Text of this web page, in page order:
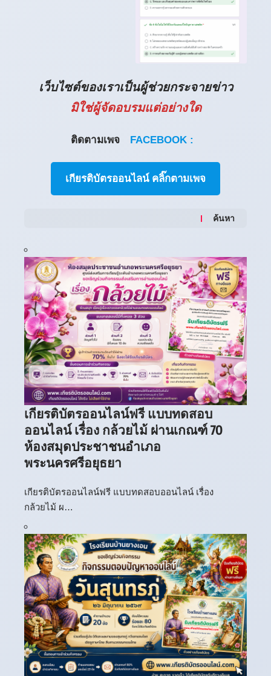
เว็บไซต์ของเราเป็นผู้ช่วยกระจายข่าว
มิใช่ผู้จัดอบรมแต่อย่างใด
ติดตามเพจ FACEBOOK :
เกียรติบัตรออนไลน์ คลิ๊กตามเพจ
ค้นหา
เกียรติบัตรออนไลน์ฟรี แบบทดสอบ
ออนไลน์ เรื่อง กล้วยไม้ ผ่านเกณฑ์ 70
ห้องสมุดประชาชนอำเภอ
พระนครศรีอยุธยา
เกียรติบัตรออนไลน์ฟรี แบบทดสอบออนไลน์ เรื่อง
กล้วยไม้ ผ…